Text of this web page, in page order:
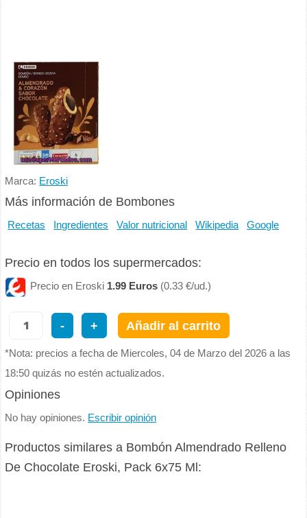
Marca: Eroski
Más información de Bombones
Recetas Ingredientes Valor nutricional Wikipedia Google
Precio en todos los supermercados:
Precio en Eroski 1.99 Euros (0.33 €/ud.)
- + Añadir al carrito
*Nota: precios a fecha de Miercoles, 04 de Marzo del 2026 a las
18:50 quizás no estén actualizados.
Opiniones
No hay opiniones. Escribir opinión
Productos similares a Bombón Almendrado Relleno
De Chocolate Eroski, Pack 6x75 Ml: